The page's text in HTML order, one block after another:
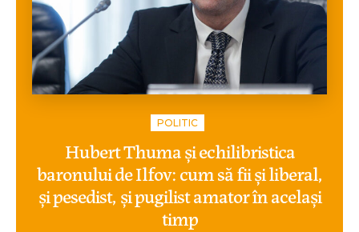
POLITIC
Hubert Thuma și echilibristica
baronului de Ilfov: cum să fii și liberal,
și pesedist, și pugilist amator în același
timp